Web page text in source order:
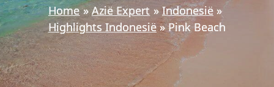
Home Azië Expert
Indonesië
Highlights Indonesië
Pink Beach